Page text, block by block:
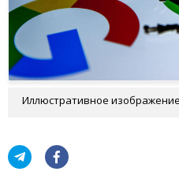
Иллюстративное